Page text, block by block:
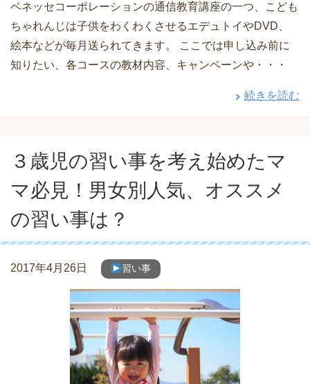
ベネッセコーポレーションの通信教育講座の一つ、こども
ちゃれんじは子供をわくわくさせるエデュトイやDVD、
絵本などが毎月送られてきます。 ここでは申し込み前に
知りたい、各コースの教材内容、キャンペーンや・・・
続きを読む
３歳児の習い事を考え始めたマ
マ必見！男女別人気、オススメ
の習い事は？
2017年4月26日 習い事